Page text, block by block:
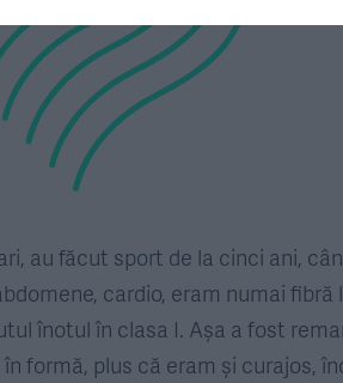
au făcut sport de la cinci ani,
cardio, eram numai fibră
înotul în clasa I. Așa a fost
formă, plus că eram și curajos,